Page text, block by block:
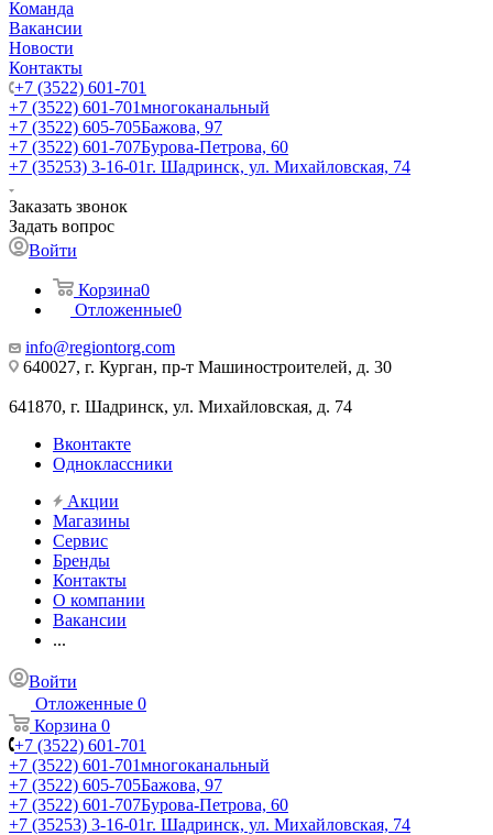
Команда
Вакансии
Новости
Контакты
+7 (3522) 601-701
+7 (3522) 601-701многоканальный
+7 (3522) 605-705Бажова, 97
+7 (3522) 601-707Бурова-Петрова, 60
+7 (35253) 3-16-01г. Шадринск, ул. Михайловская, 74
Заказать звонок
Задать вопрос
Войти
Корзина0
Отложенные0
info@regiontorg.com
640027, г. Курган, пр-т Машиностроителей, д. 30
641870, г. Шадринск, ул. Михайловская, д. 74
Вконтакте
Одноклассники
Акции
Магазины
Сервис
Бренды
Контакты
О компании
Вакансии
...
Войти
Отложенные 0
Корзина 0
+7 (3522) 601-701
+7 (3522) 601-701многоканальный
+7 (3522) 605-705Бажова, 97
+7 (3522) 601-707Бурова-Петрова, 60
+7 (35253) 3-16-01г. Шадринск, ул. Михайловская, 74